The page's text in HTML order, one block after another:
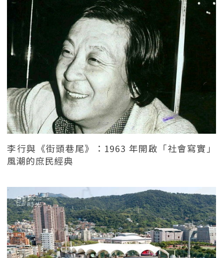
李行與《街頭巷尾》：1963 年開啟「社會寫實」
風潮的庶民經典